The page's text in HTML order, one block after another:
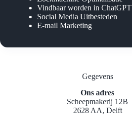
Vindbaar worden in ChatGPT
Social Media Uitbesteden
E-mail Marketing
Gegevens
Ons adres
Scheepmakerij 12B
2628 AA, Delft